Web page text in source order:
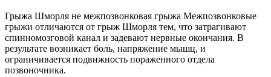
Грыжа Шморля не межпозвонковая грыжа Межпозвонковые
грыжи отличаются от грыж Шморля тем, что затрагивают
спинномозговой канал и задевают нервные окончания. В
результате возникает боль, напряжение мышц, и
ограничивается подвижность пораженного отдела
позвоночника.